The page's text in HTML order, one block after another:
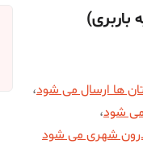
ها ارسال می شود،
شود،
درون شهری می شود